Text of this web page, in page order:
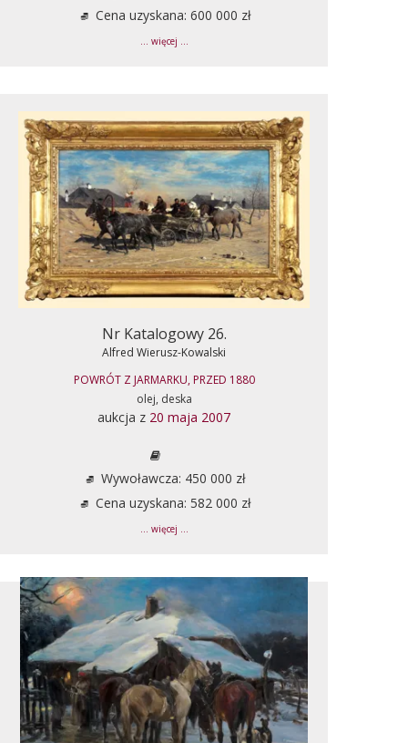
Cena uzyskana: 600 000 zł
... więcej ...
Nr Katalogowy 26.
Alfred Wierusz-Kowalski
POWRÓT Z JARMARKU, PRZED 1880
olej, deska
aukcja z 20 maja 2007
Wywoławcza: 450 000 zł
Cena uzyskana: 582 000 zł
... więcej ...